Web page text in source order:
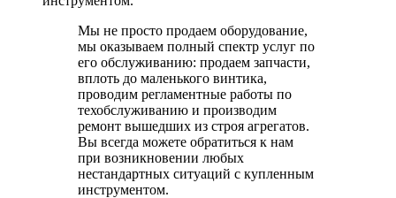
Мы не просто продаем оборудование,
мы оказываем полный спектр услуг по
его обслуживанию: продаем запчасти,
вплоть до маленького винтика,
проводим регламентные работы по
техобслуживанию и производим
ремонт вышедших из строя агрегатов.
Вы всегда можете обратиться к нам
при возникновении любых
нестандартных ситуаций с купленным
инструментом.